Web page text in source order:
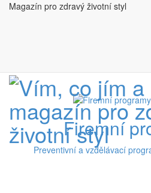
Magazín pro zdravý životní styl
Firemní
Preventivní a vzdělávací